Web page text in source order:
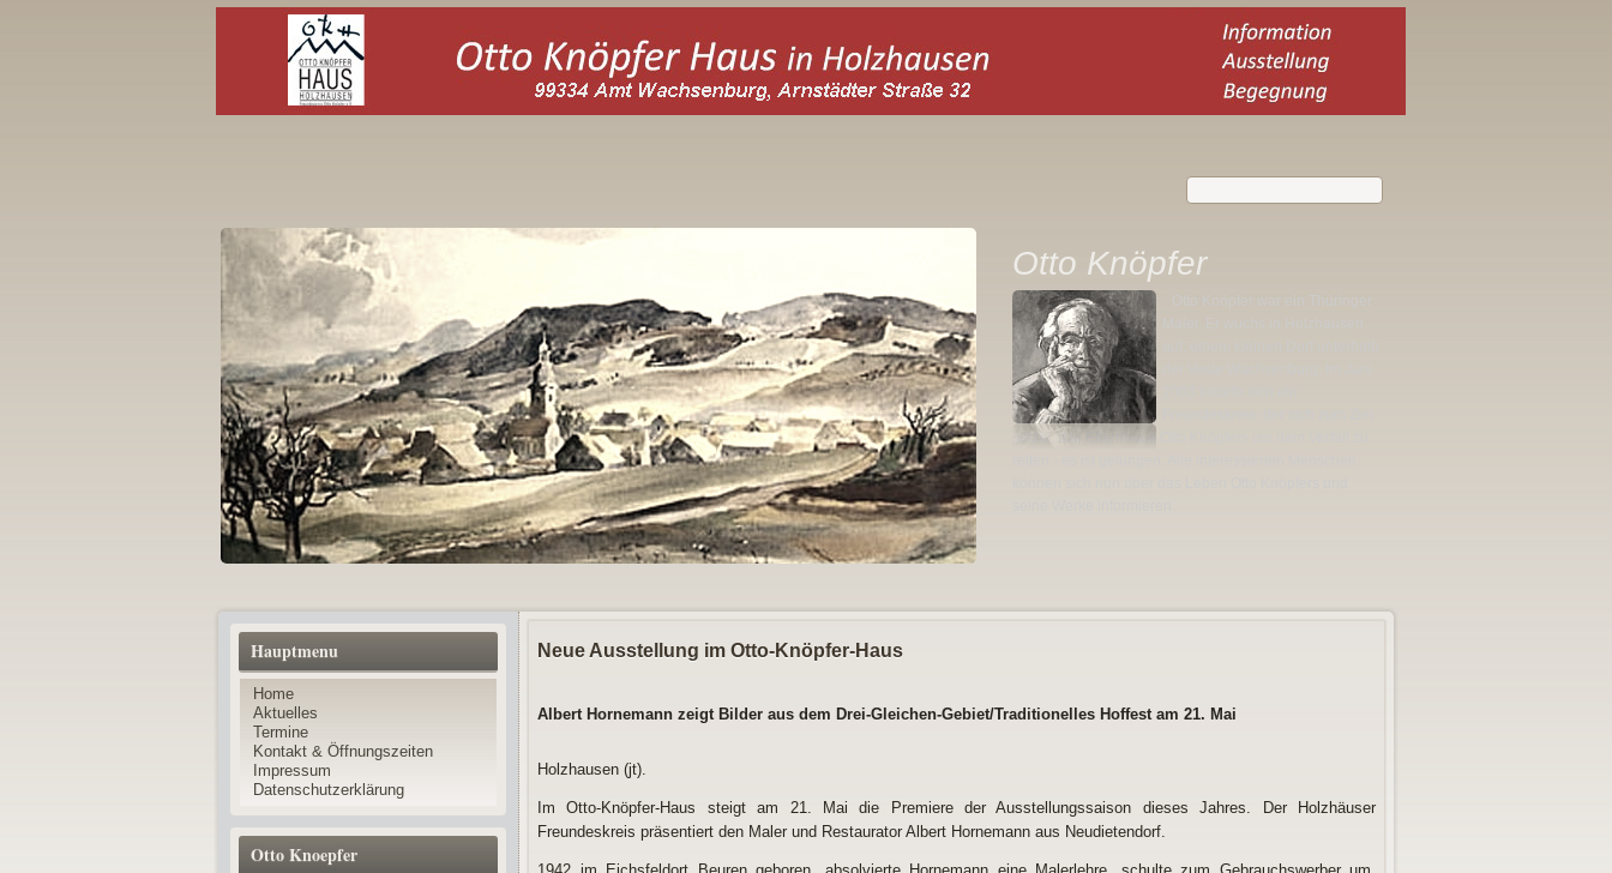
Otto Knöpfer
setzte, das Elternhaus Otto Knöpfers vor dem Verfall zu
Hauptmenu
Home
Aktuelles
Termine
Kontakt & Öffnungszeiten
Impressum
Datenschutzerklärung
Otto Knoepfer
Neue Ausstellung im Otto-Knöpfer-Haus
Albert Hornemann zeigt Bilder aus dem Drei-Gleichen-Gebiet/Traditionelles Hoffest am 21. Mai
Holzhausen (jt).
Im Otto-Knöpfer-Haus steigt am 21. Mai die Premiere der Ausstellungssaison dieses Jahres. Der Holzhäuser
Freundeskreis präsentiert den Maler und Restaurator Albert Hornemann aus Neudietendorf.